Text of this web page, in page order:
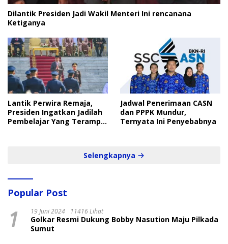
Dilantik Presiden Jadi Wakil Menteri Ini rencanana
Ketiganya
Lantik Perwira Remaja,
Presiden Ingatkan Jadilah
Pembelajar Yang Terampil
Jadwal Penerimaan CASN
dan PPPK Mundur,
Ternyata Ini Penyebabnya
Selengkapnya
Popular Post
1 19 Juni 2024 11416 Lihat
Golkar Resmi Dukung Bobby Nasution Maju Pilkada
Sumut